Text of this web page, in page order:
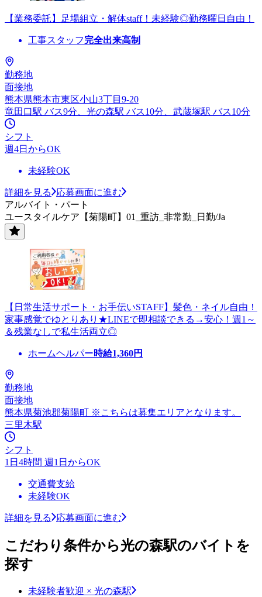
【業務委託】足場組立・解体staff！未経験◎勤務曜日自由！
工事スタッフ完全出来高制
勤務地
面接地
熊本県熊本市東区小山3丁目9-20
竜田口駅 バス9分、光の森駅 バス10分、武蔵塚駅 バス10分
シフト
週4日からOK
未経験OK
詳細を見る
応募画面に進む
アルバイト・パート
ユースタイルケア【菊陽町】01_重訪_非常勤_日勤/Ja
【日常生活サポート・お手伝いSTAFF】髪色・ネイル自由！
家事感覚でゆとりあり★LINEで即相談できる→安心！週1～
＆残業なしで私生活両立◎
ホームヘルパー時給1,360円
勤務地
面接地
熊本県菊池郡菊陽町 ※こちらは募集エリアとなります。
三里木駅
シフト
1日4時間 週1日からOK
交通費支給
未経験OK
詳細を見る 応募画面に進む
こだわり条件から光の森駅のバイトを
探す
未経験者歓迎 × 光の森駅